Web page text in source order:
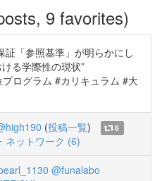
9 favorites)
「参照基準」が明らかにし
る学際性の現状”
ログラム #カリキュラム #大
(投稿一覧)
6
ネットワーク (6)
@funalabo